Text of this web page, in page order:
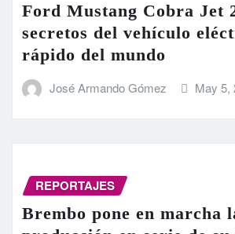
Ford Mustang Cobra Jet
secretos del vehículo
rápido del mundo
José Armando Gómez May 5,
REPORTAJES
Brembo pone en marcha